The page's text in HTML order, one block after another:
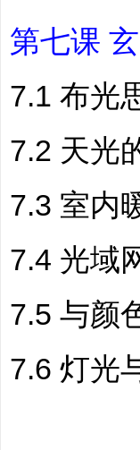
第七课
7.1 布光
7.2 天光
7.3 室内
7.4 光域
7.5 与颜
7.6 灯光